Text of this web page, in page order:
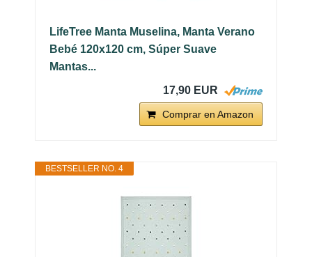
LifeTree Manta Muselina, Manta Verano
Bebé 120x120 cm, Súper Suave
Mantas...
17,90 EUR
Comprar en Amazon
BESTSELLER NO. 4